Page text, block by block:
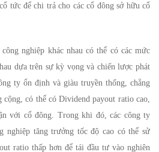
tức để chi trả cho các cổ đông sở hữu cổ
nghiệp khác nhau có thể có các mức
dựa trên sự kỳ vọng và chiến lược phát
ty ổn định và giàu truyền thống, chẳng
có thể có Dividend payout ratio cao,
với cổ đông. Trong khi đó, các công ty
nghiệp tăng trưởng tốc độ cao có thể sử
ratio thấp hơn để tái đầu tư vào nghiên